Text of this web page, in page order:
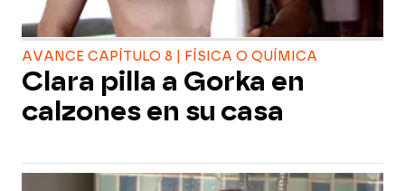
AVANCE CAPÍTULO 8 | FÍSICA O QUÍMICA
Clara pilla a Gorka en
calzones en su casa